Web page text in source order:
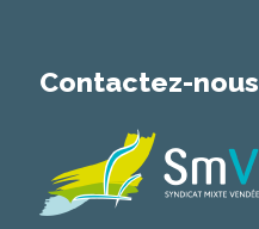
Contactez-nous